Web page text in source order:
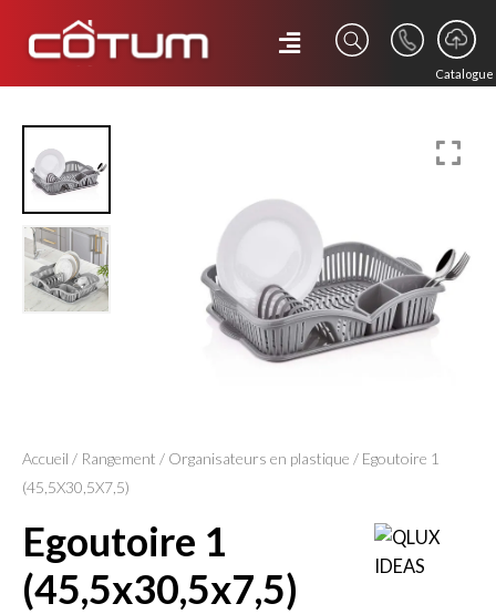
Catalogue
Accueil / Rangement / Organisateurs en plastique / Egoutoire 1
(45,5X30,5X7,5)
egoutoire 1
(45,5x30,5x7,5)